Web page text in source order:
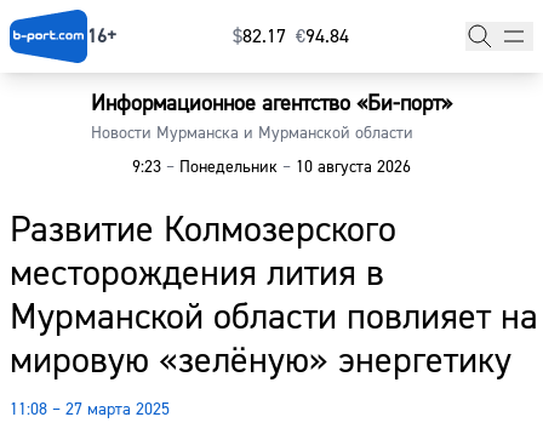
16+ $⁠82.17 €⁠94.84
Информационное агентство «Би-порт»
Новости Мурманска и Мурманской области
9:23 – Понедельник – 10 августа 2026
Развитие Колмозерского
месторождения лития в
Мурманской области повлияет на
мировую «зелёную» энергетику
11:08 – 27 марта 2025
Главная
Наши гости
Фоторепортажи
Погода
Курсы валют